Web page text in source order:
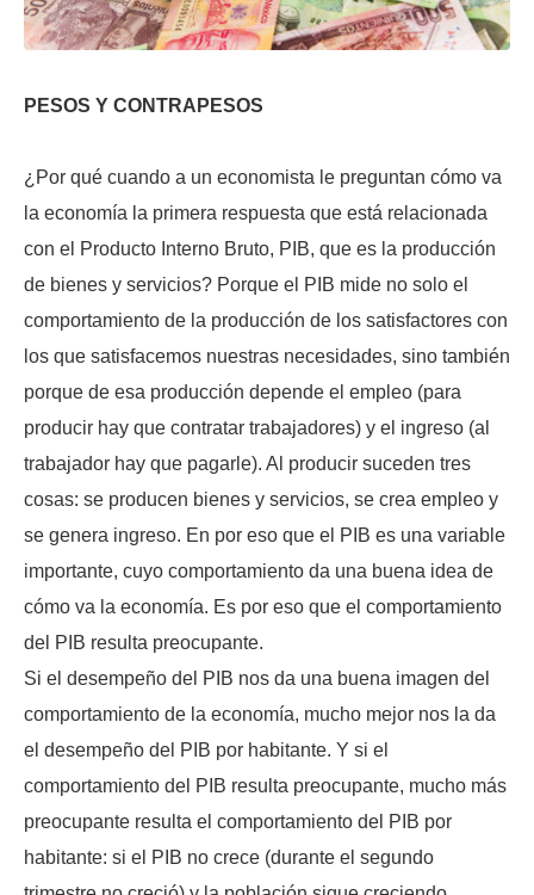
PESOS Y CONTRAPESOS
¿Por qué cuando a un economista le preguntan cómo va
la economía la primera respuesta que está relacionada
con el Producto Interno Bruto, PIB, que es la producción
de bienes y servicios? Porque el PIB mide no solo el
comportamiento de la producción de los satisfactores con
los que satisfacemos nuestras necesidades, sino también
porque de esa producción depende el empleo (para
producir hay que contratar trabajadores) y el ingreso (al
trabajador hay que pagarle). Al producir suceden tres
cosas: se producen bienes y servicios, se crea empleo y
se genera ingreso. En por eso que el PIB es una variable
importante, cuyo comportamiento da una buena idea de
cómo va la economía. Es por eso que el comportamiento
del PIB resulta preocupante.
Si el desempeño del PIB nos da una buena imagen del
comportamiento de la economía, mucho mejor nos la da
el desempeño del PIB por habitante. Y si el
comportamiento del PIB resulta preocupante, mucho más
preocupante resulta el comportamiento del PIB por
habitante: si el PIB no crece (durante el segundo